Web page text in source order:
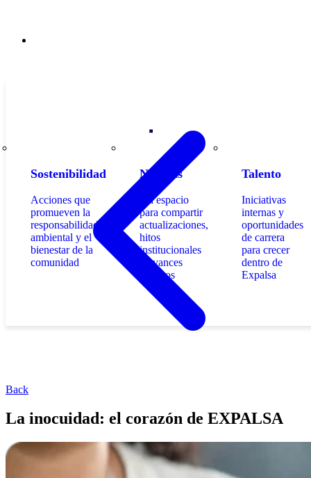
Sostenibilidad
Acciones que
promueven la
responsabilidad
ambiental y el
bienestar de la
comunidad
Noticias
Un espacio
para compartir
actualizaciones,
hitos
institucionales
y avances
técnicos
Talento
Iniciativas
internas y
oportunidades
de carrera
para crecer
dentro de
Expalsa
Back
La inocuidad: el corazón de EXPALSA